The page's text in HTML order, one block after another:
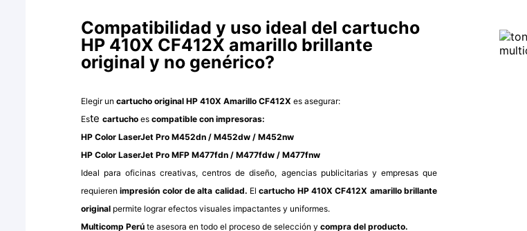
Compatibilidad y uso ideal del cartucho
HP 410X CF412X amarillo brillante
original y no genérico?
Elegir un cartucho original HP 410X Amarillo CF412X es asegurar:
Este cartucho es compatible con impresoras:
HP Color LaserJet Pro M452dn / M452dw / M452nw
HP Color LaserJet Pro MFP M477fdn / M477fdw / M477fnw
Ideal para oficinas creativas, centros de diseño, agencias publicitarias y empresas que
requieren impresión color de alta calidad. Elcartucho HP 410X CF412X amarillo brillante
original permite lograr efectos visuales impactantes y uniformes.
Multicomp Perú te asesora en todo el proceso de selección y compra del producto.